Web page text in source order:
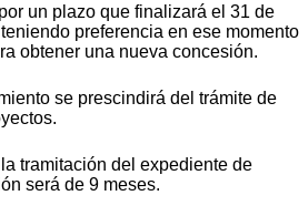
un plazo que finalizará el 31 de
preferencia en ese momento
obtener una nueva concesión.
se prescindirá del trámite de
tramitación del expediente de
será de 9 meses.